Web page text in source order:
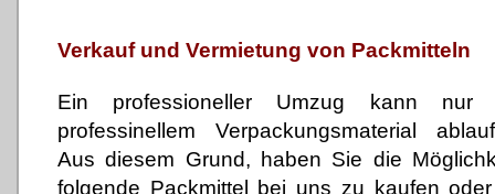
Verkauf und Vermietung von Packmitteln
Ein professioneller Umzug kann nur
professinellem Verpackungsmaterial
Aus diesem Grund, haben Sie die
folgende Packmittel bei uns zu kaufen